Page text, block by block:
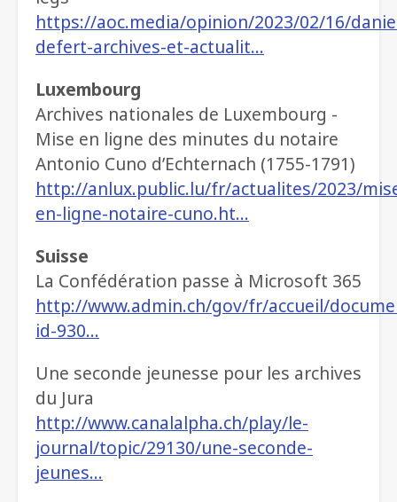
https://aoc.media/opinion/2023/02/16/
defert-archives-et-actualit…
Luxembourg
Archives nationales de Luxembourg -
Mise en ligne des minutes du notaire
Antonio Cuno d’Echternach (1755-1791)
http://anlux.public.lu/fr/actualites/2023/
en-ligne-notaire-cuno.ht…
Suisse
La Confédération passe à Microsoft 365
http://www.admin.ch/gov/fr/accueil/
id-930…
Une seconde jeunesse pour les archives
du Jura
http://www.canalalpha.ch/play/le-
journal/topic/29130/une-seconde-
jeunes…